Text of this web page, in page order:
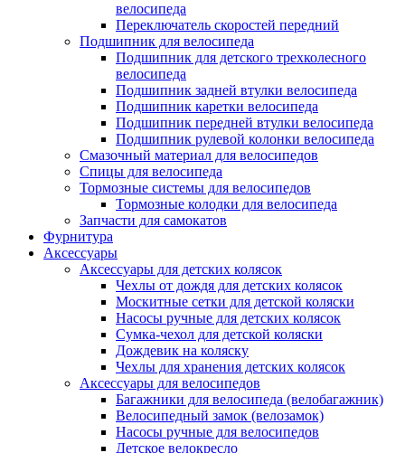
велосипеда
Переключатель скоростей передний
Подшипник для велосипеда
Подшипник для детского трехколесного
велосипеда
Подшипник задней втулки велосипеда
Подшипник каретки велосипеда
Подшипник передней втулки велосипеда
Подшипник рулевой колонки велосипеда
Смазочный материал для велосипедов
Спицы для велосипеда
Тормозные системы для велосипедов
Тормозные колодки для велосипеда
Запчасти для самокатов
Фурнитура
Аксессуары
Аксессуары для детских колясок
Чехлы от дождя для детских колясок
Москитные сетки для детской коляски
Насосы ручные для детских колясок
Сумка-чехол для детской коляски
Дождевик на коляску
Чехлы для хранения детских колясок
Аксессуары для велосипедов
Багажники для велосипеда (велобагажник)
Велосипедный замок (велозамок)
Насосы ручные для велосипедов
Детское велокресло